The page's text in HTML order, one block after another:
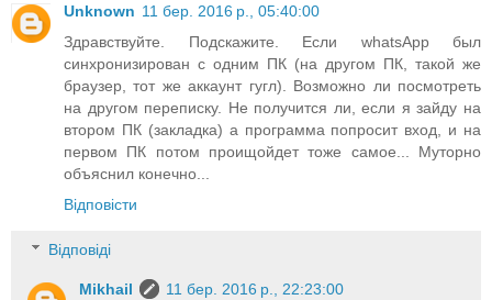
Unknown 11 бер. 2016 р., 05:40:00
Здравствуйте. Подскажите. Если whatsApp был
синхронизирован с одним ПК (на другом ПК, такой же
браузер, тот же аккаунт гугл). Возможно ли посмотреть
на другом переписку. Не получится ли, если я зайду на
втором ПК (закладка) а программа попросит вход, и на
первом ПК потом проищойдет тоже самое... Муторно
объяснил конечно...
Відповісти
Відповіді
Mikhail
11 бер. 2016 р., 22:23:00